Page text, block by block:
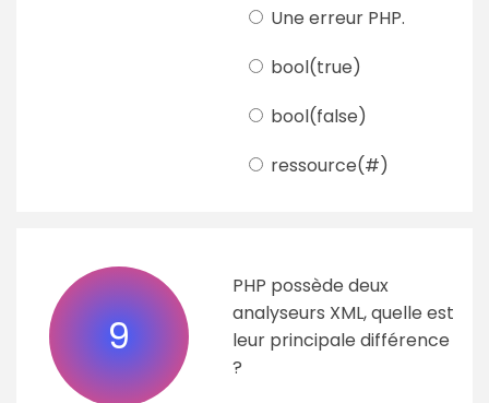
Une erreur PHP.
bool(true)
bool(false)
ressource(#)
9
PHP possède deux
analyseurs XML, quelle est
leur principale différence
?